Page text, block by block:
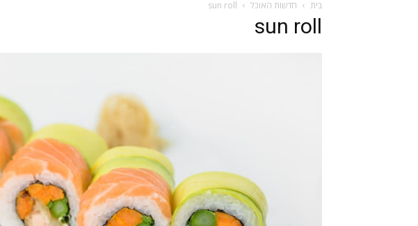
בית חדשות האוכל sun roll
sun roll